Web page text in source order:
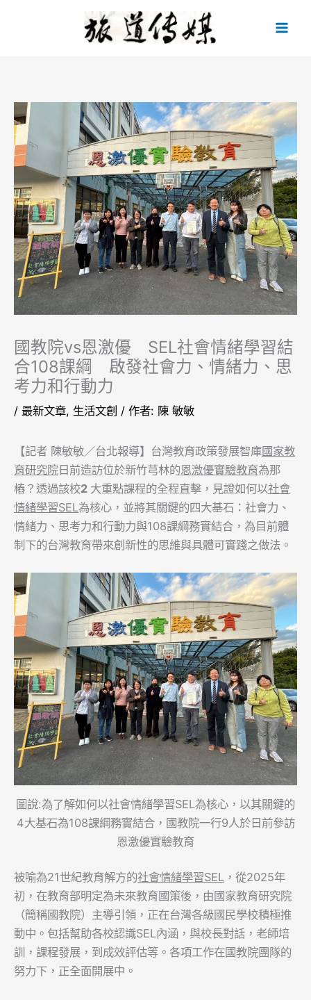
國教院vs恩激優 SEL社會情緒學習結
合108課綱 啟發社會力、情緒力、思
考力和行動力
/ 最新文章, 生活文創 / 作者: 陳 敏敏
【記者 陳敏敏／台北報導】台灣教育政策發展智庫國家教
育研究院 日前造訪位於新竹芎林的恩激優實驗教育為那
樁？透過該校2 大重點課程的全程直擊，見證如何以社會
情緒學習SEL為核心，並將其關鍵的四大基石：社會力、
情緒力、思考力和行動力與108課綱務實結合，為目前體
制下的台灣教育帶來創新性的思維與具體可實踐之做法。
圖說:為了解如何以社會情緒學習SEL為核心，以其關鍵的
4大基石為108課綱務實結合，國教院一行9人於日前參訪
恩激優實驗教育
被喻為21世紀教育解方的社會情緒學習SEL ，從2025年
初，在教育部明定為未來教育國策後，由國家教育研究院
（簡稱國教院）主導引領，正在台灣各級國民學校積極推
動中。包括幫助各校認識SEL內涵，與校長對話，老師培
訓，課程發展，到成效評估等。各項工作在國教院團隊的
努力下，正全面開展中。